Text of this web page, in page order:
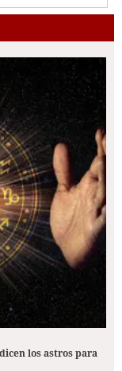
los astros para